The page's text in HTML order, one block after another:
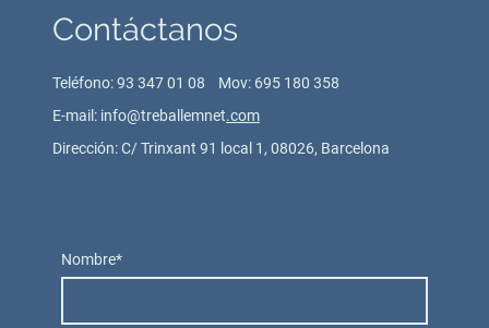
Contáctanos
Teléfono: 93 347 01 08 Mov: 695 180 358
E-mail: info@treballemnet.com
Dirección: C/ Trinxant 91 local 1, 08026, Barcelona
Nombre*